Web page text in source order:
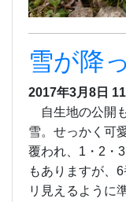
雪が降
2017年3月8日
自生地の公開
雪。せっかく可
覆われ、1・2・
もありますが、
リ見えるように